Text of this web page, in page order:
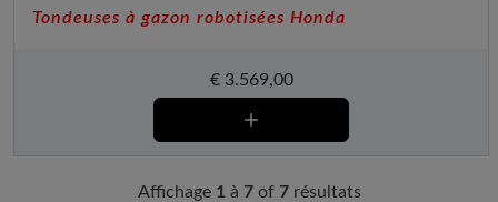
Tondeuses à gazon robotisées Honda
€3.569,00
Affichage 1 à 7of 7résultats